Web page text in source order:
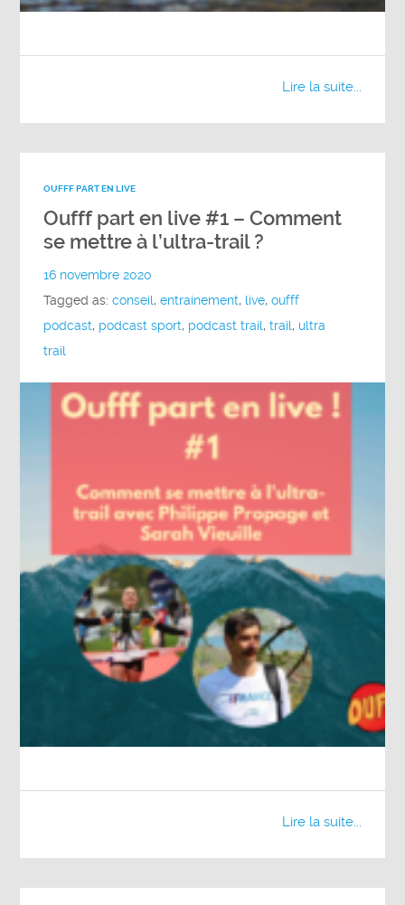
Lire la suite...
OUFFF PART EN LIVE
Oufff part en live #1 – Comment
se mettre à l’ultra-trail ?
16 novembre 2020
Tagged as:conseil,entrainement, live,oufff
podcast, podcast sport, podcast trail,trail, ultra
trail
Lire la suite...